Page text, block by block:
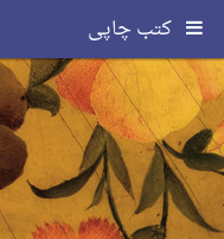
کتب چاپی